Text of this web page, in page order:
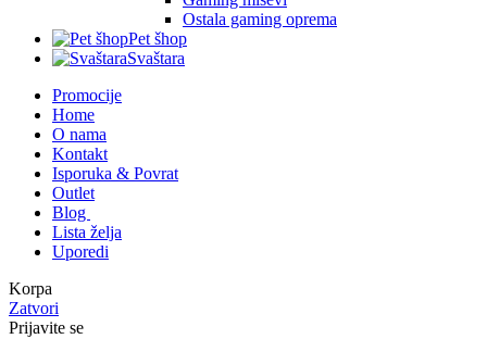
Ostala gaming oprema
Pet šhop
Svaštara
Promocije
Home
O nama
Kontakt
Isporuka & Povrat
Outlet
Blog
Lista želja
Uporedi
Korpa
Zatvori
Prijavite se